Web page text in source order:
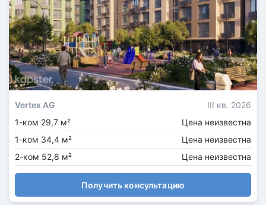
Vertex AG
III кв. 2026
1-ком 29,7 м²
Цена неизвестна
1-ком 34,4 м²
Цена неизвестна
2-ком 52,8 м²
Цена неизвестна
Получить консультацию